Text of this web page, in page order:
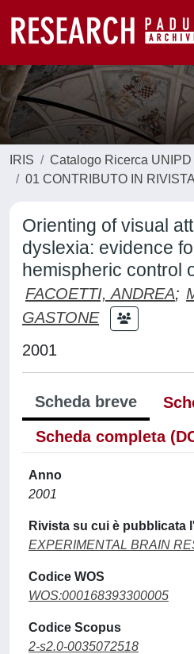
IRIS
Catalogo Ricerca UNIPD
01 CONTRIBUTO IN RIVISTA
Orienting of visual
dyslexia: evidence
hemispheric control
FACOETTI, ANDREA;
GASTONE
2001
Scheda breve
Scheda completa
Anno
2001
Rivista su cui è pubblicata
EXPERIMENTAL BRAIN
Codice WOS
WOS:000168393300005
Codice Scopus
2-s2.0-0035072518